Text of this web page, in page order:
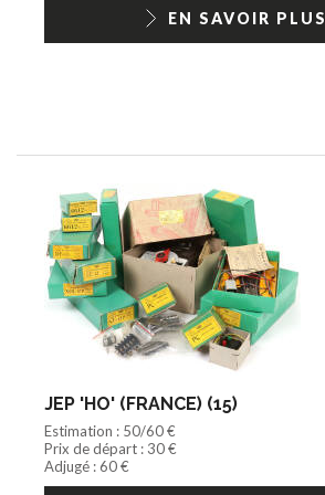
EN SAVOIR PLUS
JEP 'HO' (FRANCE) (15)
Estimation : 50/60 €
Prix de départ : 30 €
Adjugé : 60 €